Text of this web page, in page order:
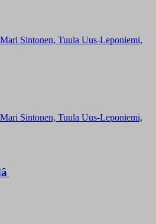
Sintonen, Tuula Uus-Leponiemi,
Sintonen, Tuula Uus-Leponiemi,